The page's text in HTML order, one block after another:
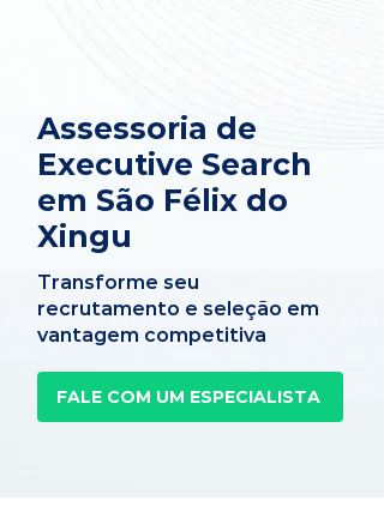
Assessoria de
Executive Search
em São Félix do
Xingu
Transforme seu
recrutamento e seleção em
vantagem competitiva
FALE COM UM ESPECIALISTA